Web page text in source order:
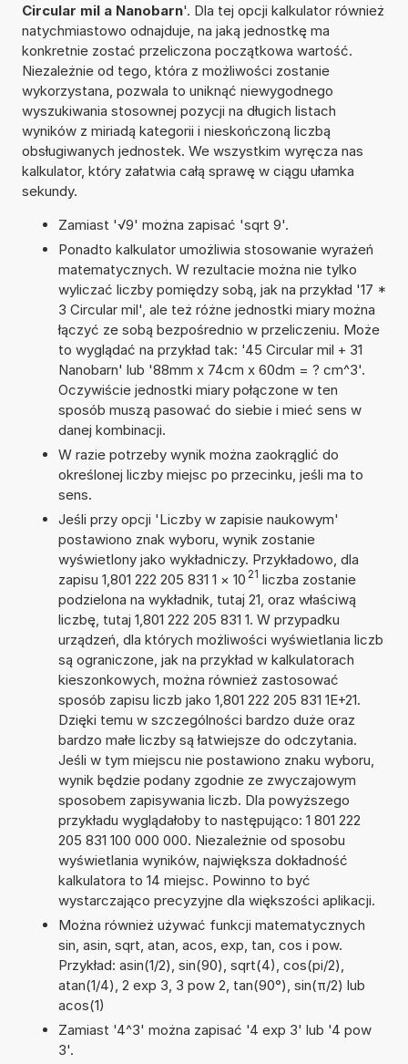
Circular mil a Nanobarn'. Dla tej opcji kalkulator również
natychmiastowo odnajduje, na jaką jednostkę ma
konkretnie zostać przeliczona początkowa wartość.
Niezależnie od tego, która z możliwości zostanie
wykorzystana, pozwala to uniknąć niewygodnego
wyszukiwania stosownej pozycji na długich listach
wyników z miriadą kategorii i nieskończoną liczbą
obsługiwanych jednostek. We wszystkim wyręcza nas
kalkulator, który załatwia całą sprawę w ciągu ułamka
sekundy.
Zamiast '√9' można zapisać 'sqrt 9'.
Ponadto kalkulator umożliwia stosowanie wyrażeń
matematycznych. W rezultacie można nie tylko
wyliczać liczby pomiędzy sobą, jak na przykład '17 *
3 Circular mil', ale też różne jednostki miary można
łączyć ze sobą bezpośrednio w przeliczeniu. Może
to wyglądać na przykład tak: '45 Circular mil + 31
Nanobarn' lub '88mm x 74cm x 60dm = ? cm^3'.
Oczywiście jednostki miary połączone w ten
sposób muszą pasować do siebie i mieć sens w
danej kombinacji.
W razie potrzeby wynik można zaokrąglić do
określonej liczby miejsc po przecinku, jeśli ma to
sens.
Jeśli przy opcji 'Liczby w zapisie naukowym'
postawiono znak wyboru, wynik zostanie
wyświetlony jako wykładniczy. Przykładowo, dla
zapisu 1,801 222 205 831 1 × 10 21 liczba zostanie
podzielona na wykładnik, tutaj 21, oraz właściwą
liczbę, tutaj 1,801 222 205 831 1. W przypadku
urządzeń, dla których możliwości wyświetlania liczb
są ograniczone, jak na przykład w kalkulatorach
kieszonkowych, można również zastosować
sposób zapisu liczb jako 1,801 222 205 831 1E+21.
Dzięki temu w szczególności bardzo duże oraz
bardzo małe liczby są łatwiejsze do odczytania.
Jeśli w tym miejscu nie postawiono znaku wyboru,
wynik będzie podany zgodnie ze zwyczajowym
sposobem zapisywania liczb. Dla powyższego
przykładu wyglądałoby to następująco: 1 801 222
205 831 100 000 000. Niezależnie od sposobu
wyświetlania wyników, największa dokładność
kalkulatora to 14 miejsc. Powinno to być
wystarczająco precyzyjne dla większości aplikacji.
Można również używać funkcji matematycznych
sin, asin, sqrt, atan, acos, exp, tan, cos i pow.
Przykład: asin(1/2), sin(90), sqrt(4), cos(pi/2),
atan(1/4), 2 exp 3, 3 pow 2, tan(90°), sin(π/2) lub
acos(1)
Zamiast '4^3' można zapisać '4 exp 3' lub '4 pow
3'.